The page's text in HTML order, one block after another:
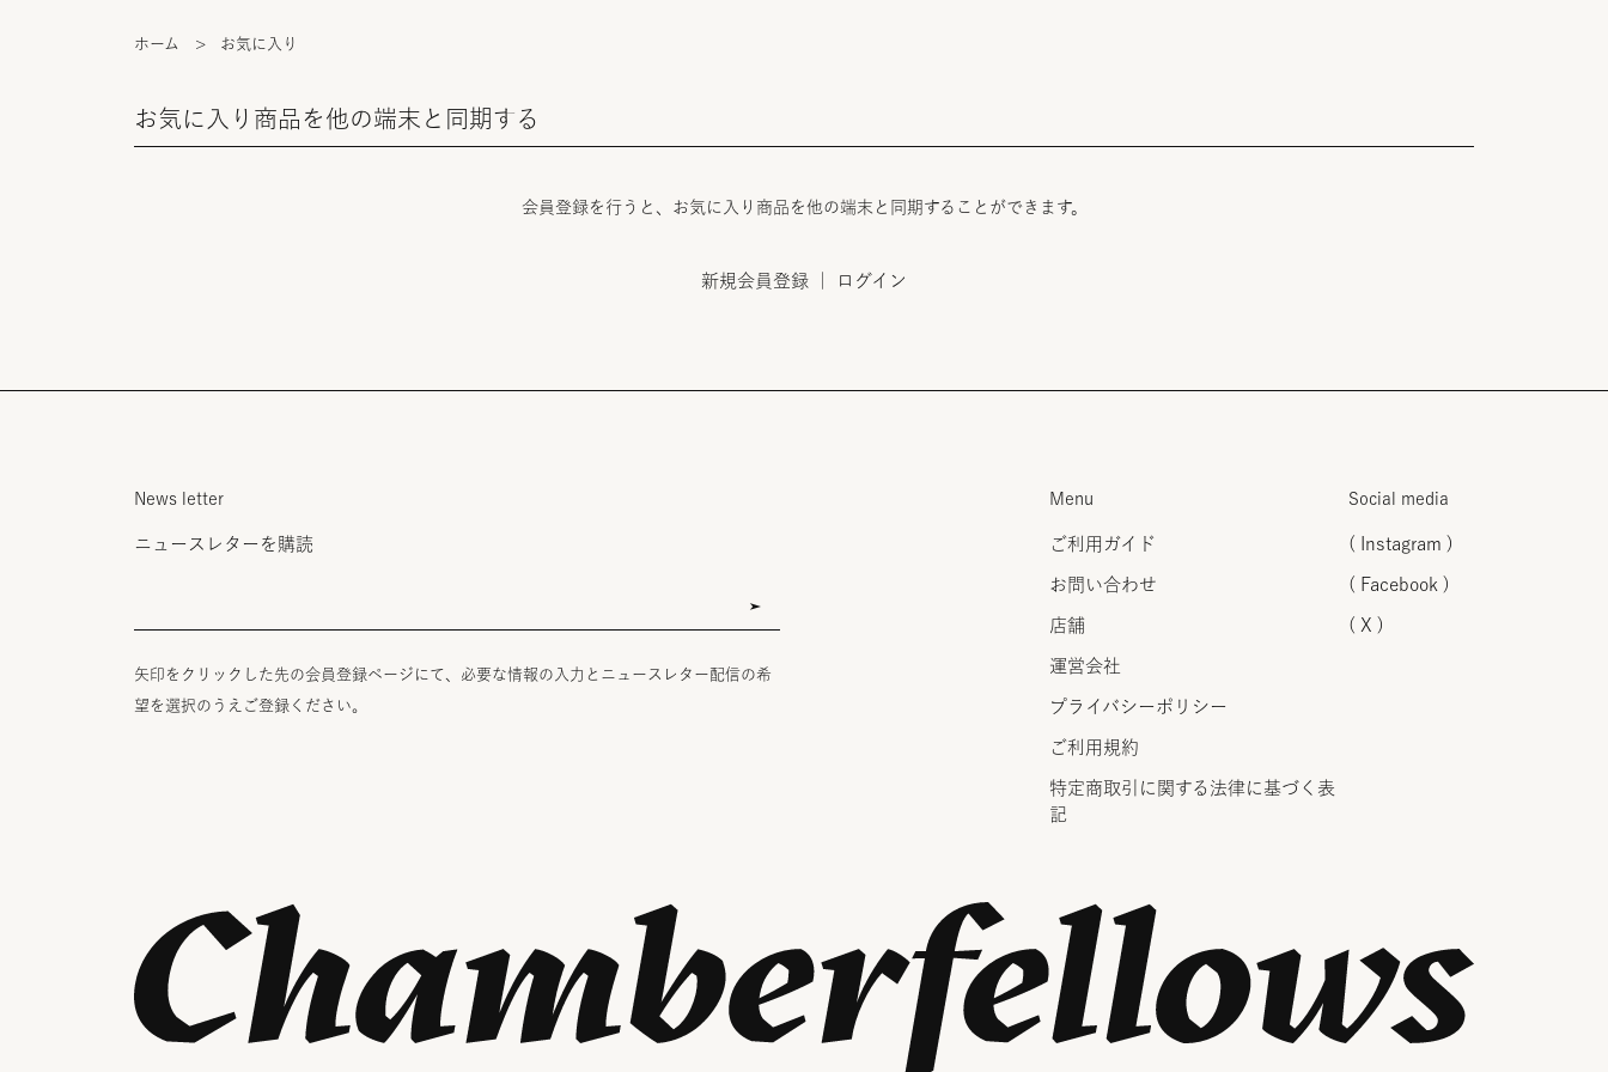
ホーム > お気に入り
お気に入り商品を他の端末と同期する
会員登録を行うと、お気に入り商品を他の端末と同期することができます。
新規会員登録 ログイン
News letter
ニュースレターを購読
矢印をクリックした先の会員登録ページにて、必要な情報の入力とニュースレター配信の希
望を選択のうえご登録ください。
Menu
ご利用ガイド
お問い合わせ
店舗
運営会社
プライバシーポリシー
ご利用規約
特定商取引に関する法律に基づく表
記
Social media
( Instagram )
( Facebook )
( X )